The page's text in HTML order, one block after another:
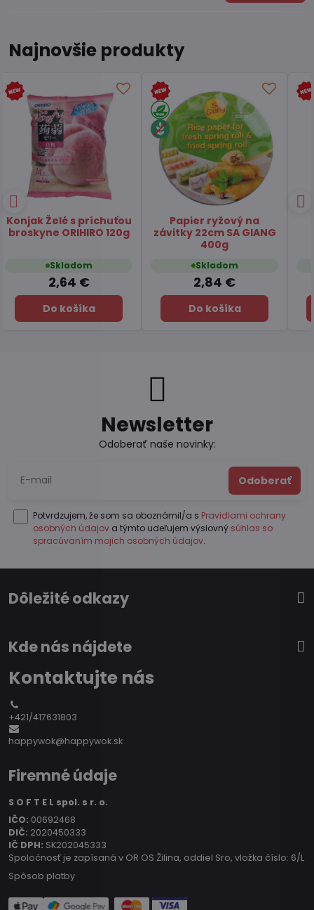
Najnovšie produkty
Čaj Matcha Yuzu
TSUBOICHI 5x10g
Skladom
7,45 €
Do košíka
Čaj zelený pražený
Hojicha latte TSUBOICHI
100g
Skladom
6,49 €
Do košíka
Newsletter
Odoberať naše novinky:
Odoberať
Potvrdzujem, že som sa oboznámil/a s Pravidlami ochrany
osobných údajov a týmto udeľujem výslovný súhlas so
spracúvaním mojich osobných údajov.
Dôležité odkazy
Kde nás nájdete
Kontaktujte nás
+421/417631803
happywok@happywok.sk
Firemné údaje
S O F T E L spol. s r. o.
IČO: 00692468
DIČ: 2020450333
IČ DPH: SK202045333
Spoločnosť je zapísaná v OR OS Žilina, oddiel Sro, vložka číslo: 6/L
Spôsob platby